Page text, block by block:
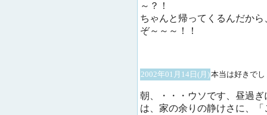
～？！
ちゃんと帰ってくるんだか
ぞ～～～！！
2002年01月14日(月)本当は好きでし
朝、・・・ウソです、昼過
は、家の余りの静けさに、